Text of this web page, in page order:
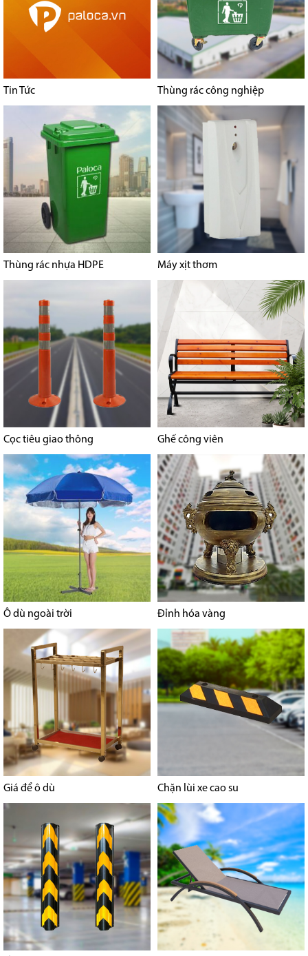
Tin Tức Thùng rác công nghiệp
Thùng rác nhựa HDPE Máy xịt thơm
Cọc tiêu giao thông Ghế công viên
Ô dù ngoài trời Đỉnh hóa vàng
Giá để ô dù Chặn lùi xe cao su